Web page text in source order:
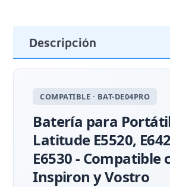
Descripción
COMPATIBLE · BAT-DE04PRO
Batería para
Latitude E5520,
E6530 - Compatible
Inspiron y Vostro